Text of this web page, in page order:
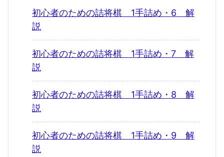
初心者のための詰将棋 1手詰め・6 解
説
初心者のための詰将棋 1手詰め・7 解
説
初心者のための詰将棋 1手詰め・8 解
説
初心者のための詰将棋 1手詰め・9 解
説